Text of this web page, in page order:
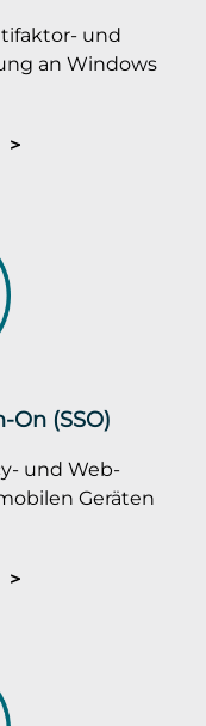
und
an Windows
>
On (SSO)
und Web-
Geräten
>